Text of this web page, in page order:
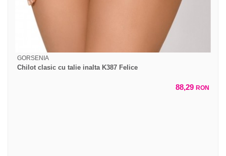
GORSENIA
Chilot clasic cu talie inalta K387 Felice
88,29 RON